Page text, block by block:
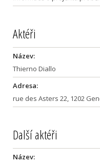
Aktéři
Název:
Thierno Diallo
Adresa:
rue des Asters 22, 1202
Další aktéři
Název: